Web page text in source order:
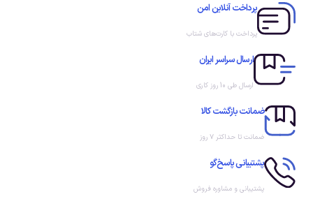
پرداخت آنلاین امن
پرداخت با کارت‌های شتاب
ارسال سراسر ایران
ارسال طی 10 روز کاری
ضمانت بازگشت کالا
ضمانت تا حداکثر ۷ روز
پشتیبانی پاسخ‌گو
پشتیبانی و مشاوره فروش